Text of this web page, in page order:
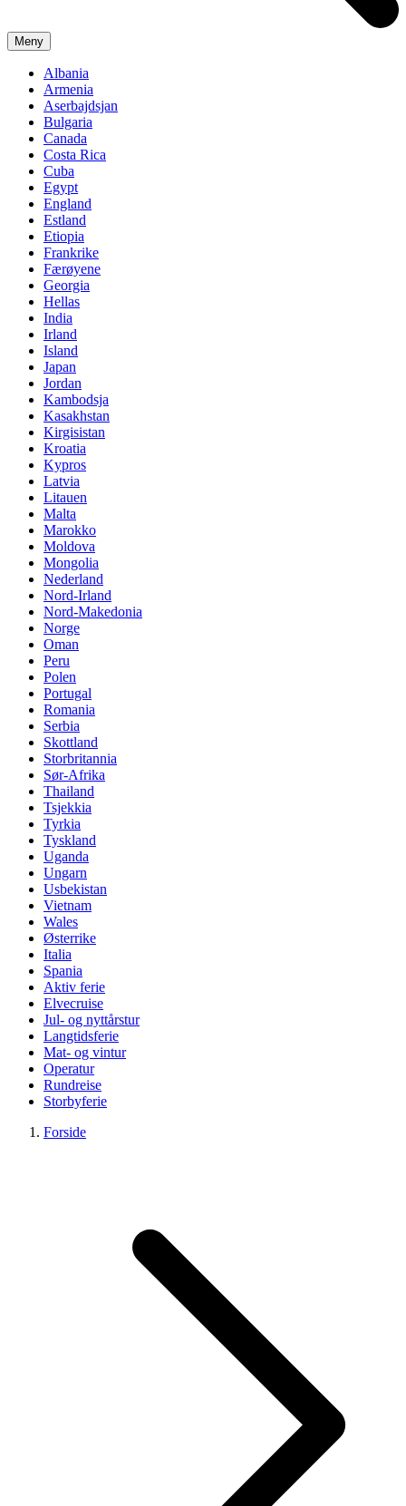
Meny
Albania
Armenia
Aserbajdsjan
Bulgaria
Canada
Costa Rica
Cuba
Egypt
England
Estland
Etiopia
Frankrike
Færøyene
Georgia
Hellas
India
Irland
Island
Japan
Jordan
Kambodsja
Kasakhstan
Kirgisistan
Kroatia
Kypros
Latvia
Litauen
Malta
Marokko
Moldova
Mongolia
Nederland
Nord-Irland
Nord-Makedonia
Norge
Oman
Peru
Polen
Portugal
Romania
Serbia
Skottland
Storbritannia
Sør-Afrika
Thailand
Tsjekkia
Tyrkia
Tyskland
Uganda
Ungarn
Usbekistan
Vietnam
Wales
Østerrike
Italia
Spania
Aktiv ferie
Elvecruise
Jul- og nyttårstur
Langtidsferie
Mat- og vintur
Operatur
Rundreise
Storbyferie
Forside